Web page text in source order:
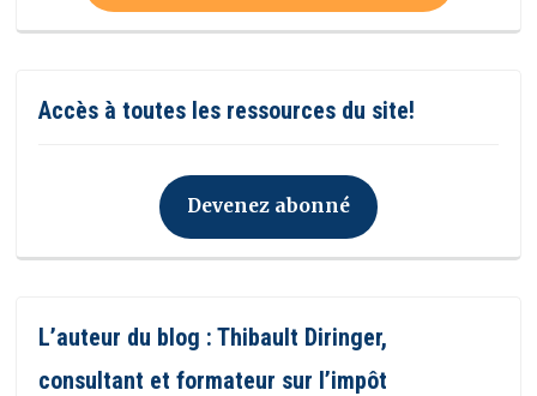
Accès à toutes les ressources du site!
Devenez abonné
L’auteur du blog : Thibault Diringer,
consultant et formateur sur l’impôt